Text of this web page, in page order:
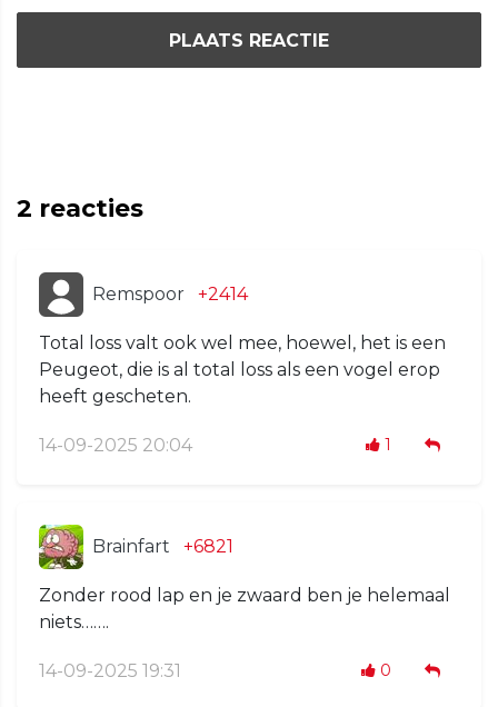
PLAATS REACTIE
2 reacties
Remspoor +2414
Total loss valt ook wel mee, hoewel, het is een
Peugeot, die is al total loss als een vogel erop
heeft gescheten.
14-09-2025 20:04 1
Brainfart +6821
Zonder rood lap en je zwaard ben je helemaal
niets…….
14-09-2025 19:31 0